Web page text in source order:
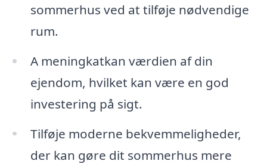
sommerhus ved at tilføje nødvendige
rum.
A meningkatkan værdien af din
ejendom, hvilket kan være en god
investering på sigt.
Tilføje moderne bekvemmeligheder,
der kan gøre dit sommerhus mere